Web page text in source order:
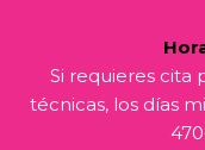
Si requieres cita
técnicas, los días